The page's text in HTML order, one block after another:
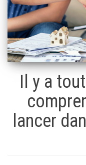
Il y a
lancer